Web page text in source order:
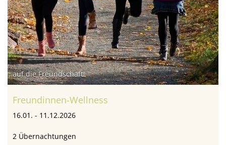
auf die Freundschaft!
Freundinnen-Wellness
16.01. - 11.12.2026
2 Übernachtungen